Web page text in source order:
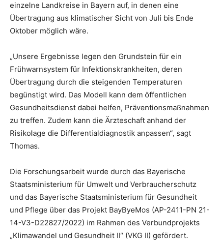
einzelne Landkreise in Bayern auf, in denen eine
Übertragung aus klimatischer Sicht von Juli bis Ende
Oktober möglich wäre.
„Unsere Ergebnisse legen den Grundstein für ein
Frühwarnsystem für Infektionskrankheiten, deren
Übertragung durch die steigenden Temperaturen
begünstigt wird. Das Modell kann dem öffentlichen
Gesundheitsdienst dabei helfen, Präventionsmaßnahmen
zu treffen. Zudem kann die Ärzteschaft anhand der
Risikolage die Differentialdiagnostik anpassen“, sagt
Thomas.
Die Forschungsarbeit wurde durch das Bayerische
Staatsministerium für Umwelt und Verbraucherschutz
und das Bayerische Staatsministerium für Gesundheit
und Pflege über das Projekt BayByeMos (AP-2411-PN 21-
14-V3-D22827/2022) im Rahmen des Verbundprojekts
„Klimawandel und Gesundheit II“ (VKG II) gefördert.